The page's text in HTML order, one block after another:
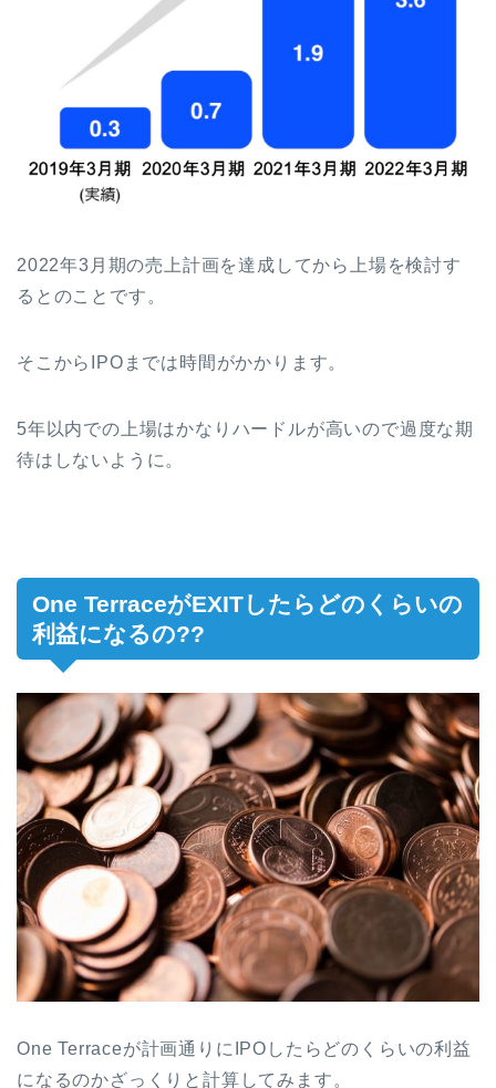
2022年3月期の売上計画を達成してから上場を検討す
るとのことです。
そこからIPOまでは時間がかかります。
5年以内での上場はかなりハードルが高いので過度な期
待はしないように。
One TerraceがEXITしたらどのくらいの
利益になるの??
One Terraceが計画通りにIPOしたらどのくらいの利益
になるのかざっくりと計算してみます。